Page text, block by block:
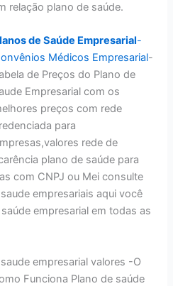
relação plano de saúde.
de Saúde Empresarial-
Médicos Empresarial-
de Preços do Plano de
Empresarial com os
preços com rede
para
rede de
plano de saúde para
com CNPJ ou Mei consulte
empresariais aqui você
empresarial em todas as
empresarial valores -O
Funciona Plano de saúde